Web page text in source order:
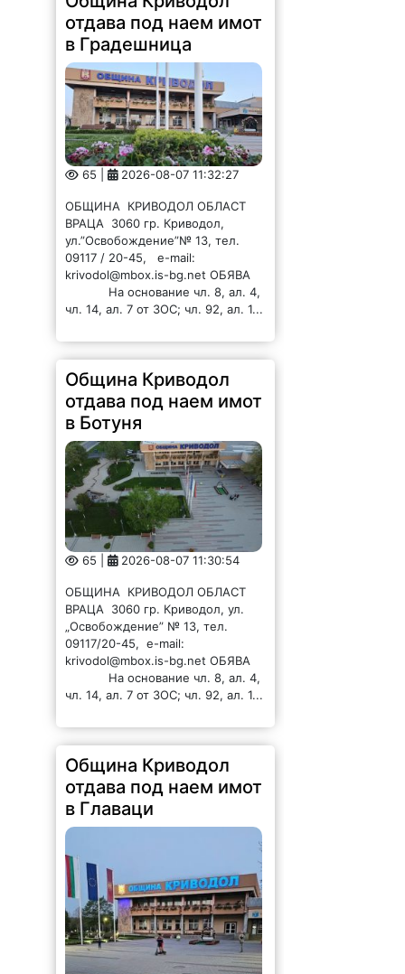
отдава под наем имот
в Градешница
65 | 2026-08-07 11:32:27
ОБЩИНА КРИВОДОЛ ОБЛАСТ
ВРАЦА 3060 гр. Криводол,
ул.”Освобождение”№ 13, тел.
09117 / 20-45, e-mail:
krivodol@mbox.is-bg.net ОБЯВА
На основание чл. 8, ал. 4,
чл. 14, ал. 7 от ЗОС; чл. 92, ал. 1...
Община Криводол
отдава под наем имот
в Ботуня
65 | 2026-08-07 11:30:54
ОБЩИНА КРИВОДОЛ ОБЛАСТ
ВРАЦА 3060 гр. Криводол, ул.
„Освобождение” № 13, тел.
09117/20-45, e-mail:
krivodol@mbox.is-bg.net ОБЯВА
На основание чл. 8, ал. 4,
чл. 14, ал. 7 от ЗОС; чл. 92, ал. 1...
Община Криводол
отдава под наем имот
в Главаци